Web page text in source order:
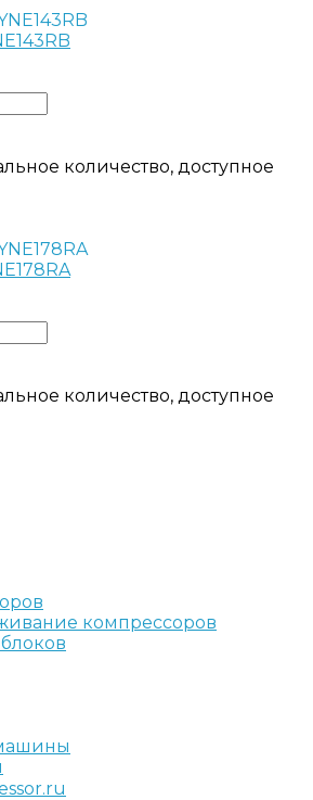
количество, доступное
количество, доступное
компрессоров